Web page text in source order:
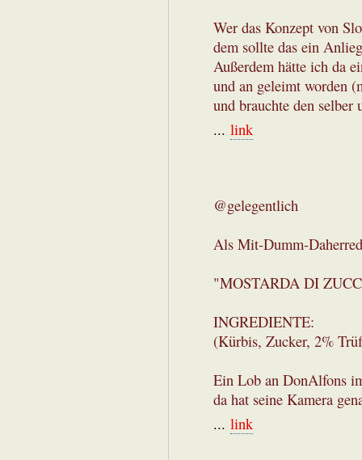
Wer das Konzept von
dem sollte das ein
Außerdem hätte ich da
und an geleimt worden
und brauchte den selber
... link
@gelegentlich
Als Mit-Dumm-
"MOSTARDA DI
INGREDIENTE:
(Kürbis, Zucker, 2%
Ein Lob an DonAlfons
da hat seine Kamera
... link